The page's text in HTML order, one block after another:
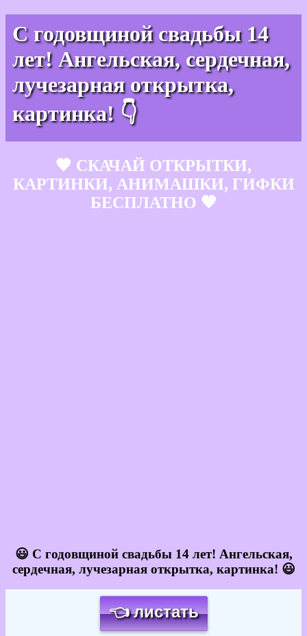
С годовщиной свадьбы 14
лет! Ангельская, сердечная,
лучезарная открытка,
картинка! 👇
🧡 СКАЧАЙ ОТКРЫТКИ,
КАРТИНКИ, АНИМАШКИ, ГИФКИ
БЕСПЛАТНО 🧡
😃 С годовщиной свадьбы 14 лет! Ангельская,
сердечная, лучезарная открытка, картинка! 😃
👈 листать